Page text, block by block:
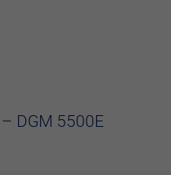
DGM 5500E